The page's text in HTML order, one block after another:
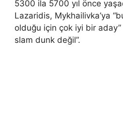
5300 ila 5700 yıl önce
Lazaridis, Mykhailivka’ya
olduğu için çok iyi bir
slam dunk değil”.